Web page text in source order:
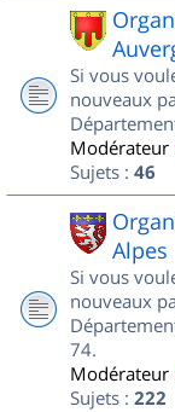
Si vous
nouveaux
Modérateur
Sujets : 46
Alpes
Si vous
nouveaux
74.
Modérateur
Sujets : 222